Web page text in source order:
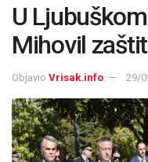
U
Mihovil
Objavio Vrisak.info 29/